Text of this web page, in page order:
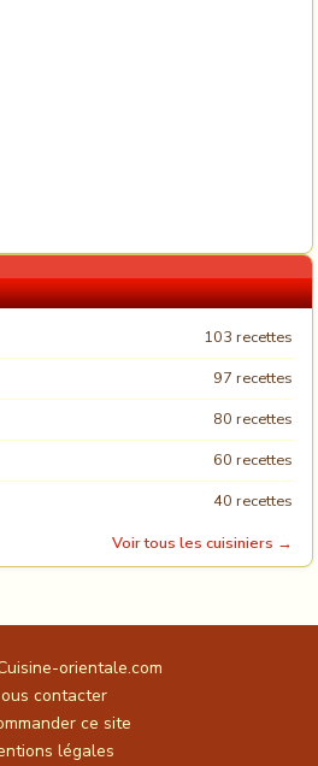
103 recettes
97 recettes
80 recettes
60 recettes
40 recettes
Voir tous les cuisiniers →
orientale.com
contacter
ce site
légales